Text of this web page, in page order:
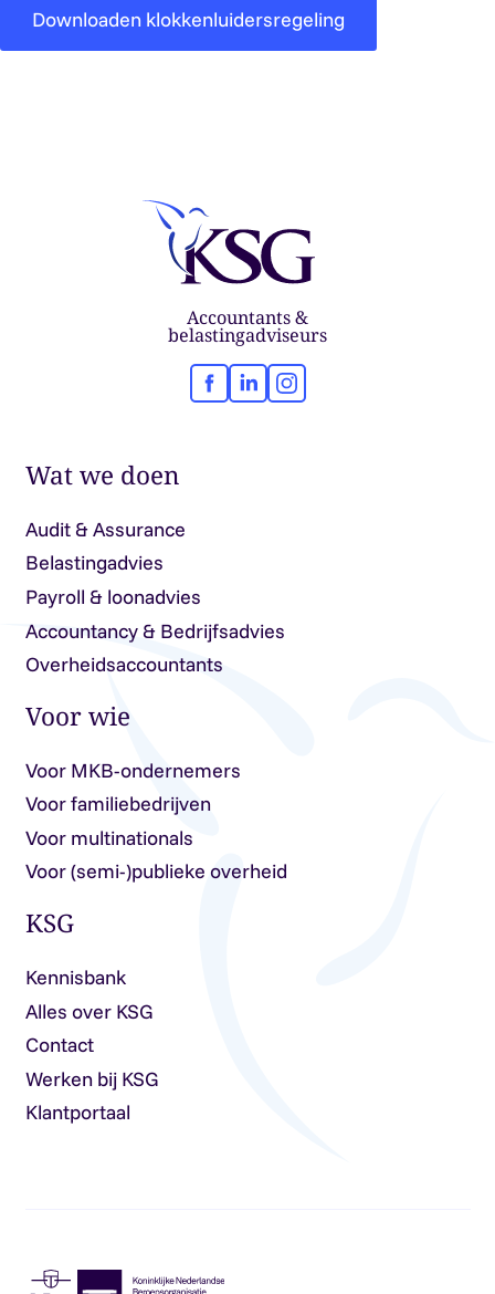
Downloaden klokkenluidersregeling
Accountants &
belastingadviseurs
Facebook
LinkedInInstagram
Wat we doen
Audit & Assurance
Belastingadvies
Payroll & loonadvies
Accountancy & Bedrijfsadvies
Overheidsaccountants
Voor wie
Voor MKB-ondernemers
Voor familiebedrijven
Voor multinationals
Voor (semi-)publieke overheid
KSG
Kennisbank
Alles over KSG
Contact
Werken bij KSG
Klantportaal